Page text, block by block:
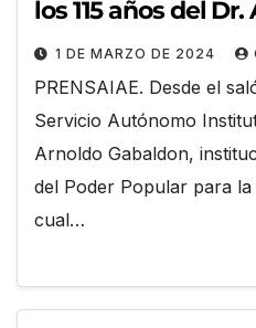
los 115 años del
1 DE MARZO DE 2024
PRENSAIAE. Desde el
Servicio Autónomo
Arnoldo Gabaldon,
del Poder Popular para
cual…